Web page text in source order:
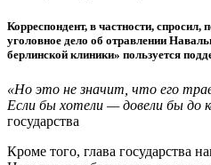
Корреспондент, в частности, спросил,
уголовное дело об отравлении
берлинской клиники» пользуется
«Но это не значит, что его
Если бы хотели — довели бы до
государства
Кроме того, глава государства